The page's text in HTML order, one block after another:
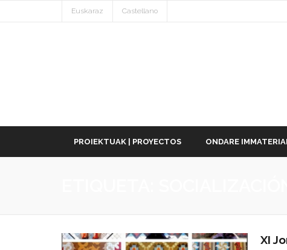
Euskaraz Castellano
PROIEKTUAK | PROYECTOS ONDARE
XI